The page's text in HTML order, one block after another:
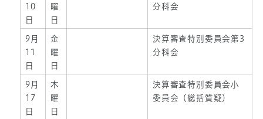
10
日
曜
日
分科会
9月
11
日
金
曜
日
決算審査特別委員会第3
分科会
9月
17
日
木
曜
日
決算審査特別委員会小
委員会（総括質疑）